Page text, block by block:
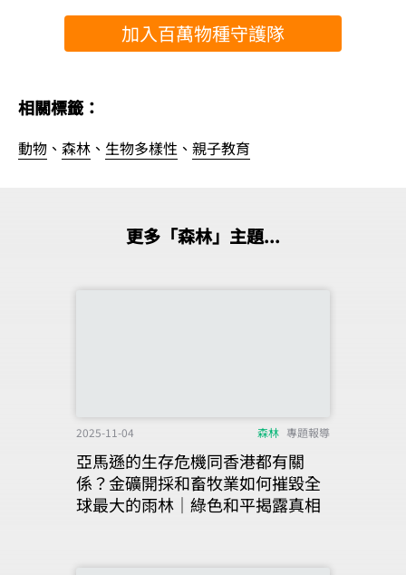
加入百萬物種守護隊
相關標籤：
動物 、 森林 、 生物多樣性 、 親子教育
更多「森林」主題...
2025-11-04 森林 專題報導
亞馬遜的生存危機同香港都有關
係？金礦開採和畜牧業如何摧毀全
球最大的雨林｜綠色和平揭露真相